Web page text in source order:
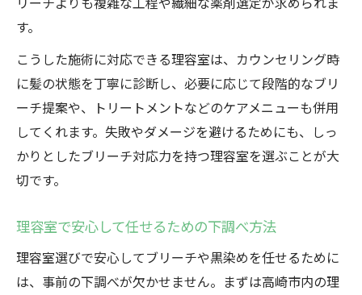
す。
こうした施術に対応できる理容室は、カウンセリング時
に髪の状態を丁寧に診断し、必要に応じて段階的なブリ
ーチ提案や、トリートメントなどのケアメニューも併用
してくれます。失敗やダメージを避けるためにも、しっ
かりとしたブリーチ対応力を持つ理容室を選ぶことが大
切です。
理容室で安心して任せるための下調べ方法
理容室選びで安心してブリーチや黒染めを任せるために
は、事前の下調べが欠かせません。まずは高崎市内の理